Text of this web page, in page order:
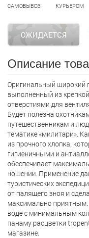
САМОВЫВОЗ КУРЬЕРОМ
ОЖИДАЕТСЯ
Описание
Оригинальный широкий
выполненный из
отверстиями для
Будет полезна
путешественникам и
тематике «милитари».
из прочного хлопка,
гигиеничными и
обеспечивает
ношении. Применение
туристических
от палящего зноя и
максимально приятным.
воде с минимальным
панаму расцветки
магазине.